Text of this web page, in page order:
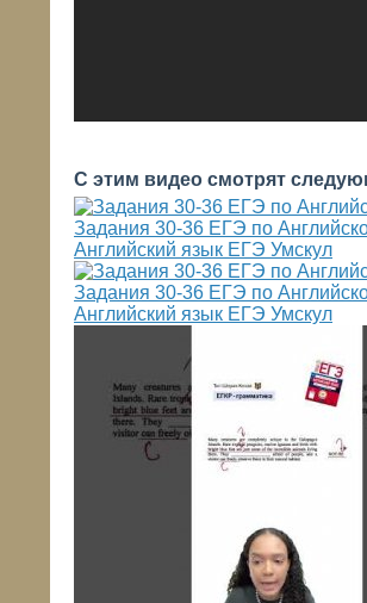
С этим видео смотрят
Задания 30-36 ЕГЭ по
Английский язык ЕГЭ Умскул
Задания 30-36 ЕГЭ по
Английский язык ЕГЭ Умскул